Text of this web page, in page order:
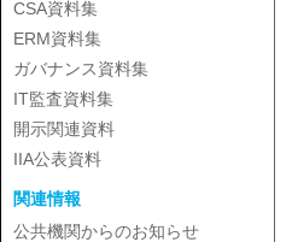
CSA資料集
ERM資料集
ガバナンス資料集
IT監査資料集
開示関連資料
IIA公表資料
関連情報
公共機関からのお知らせ